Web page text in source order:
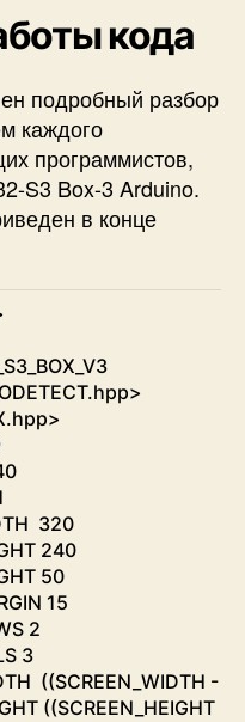
кода
подробный разбор
каждого
программистов,
S3 Box-3 Arduino.
в конце
320
240
50
15
2
3
((SCREEN_WIDTH -
((SCREEN_HEIGHT -